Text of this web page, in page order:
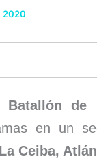
2020
Batallón de
en un
Ceiba,